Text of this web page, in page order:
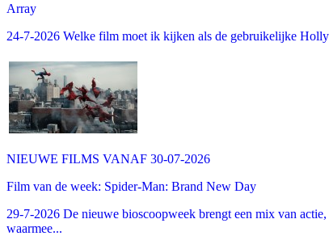
Array
24-7-2026 Welke film moet ik kijken als de gebruikelijke
NIEUWE FILMS VANAF 30-07-2026
Film van de week: Spider-Man: Brand New Day
29-7-2026 De nieuwe bioscoopweek brengt een mix van
waarmee...